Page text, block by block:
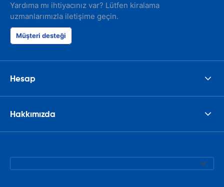
Yardıma mı ihtiyacınız var? Lütfen kiralama
uzmanlarımızla iletişime geçin.
Müşteri desteği
Hesap
Hakkımızda